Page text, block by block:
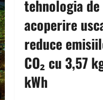
tehnologia de
acoperire
reduce
CO₂ cu 3,57
kWh